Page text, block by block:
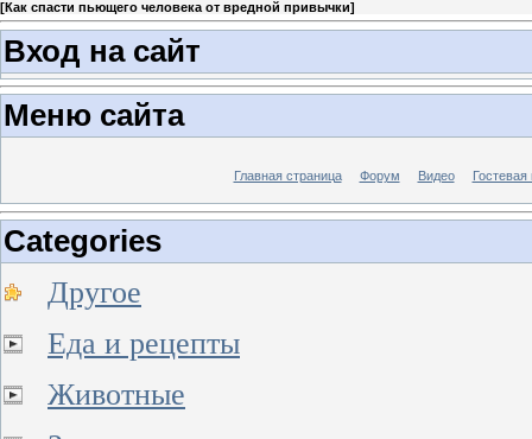
[Как спасти пьющего человека от вредной привычки]
Вход на сайт
Меню сайта
Главная страница Форум Видео Гостевая
Categories
Другое
Еда и рецепты
Животные